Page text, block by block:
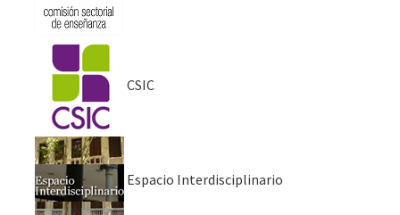
CSIC
Espacio Interdisciplinario